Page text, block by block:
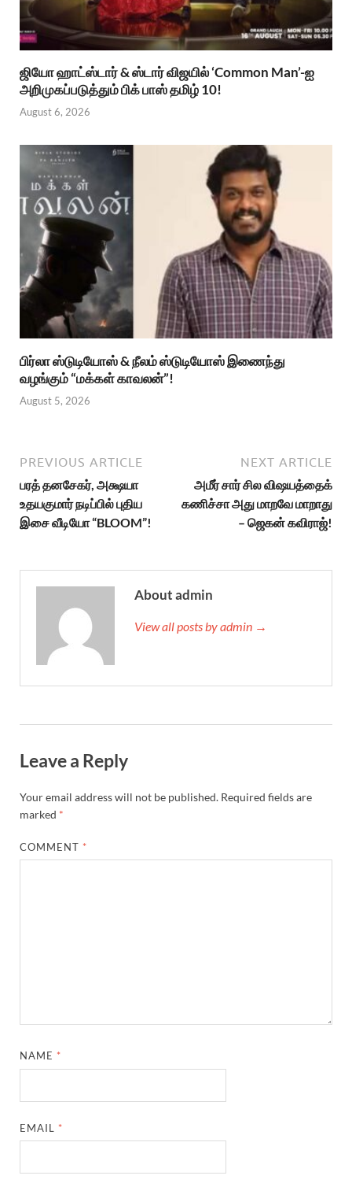
ஜியோ ஹாட்ஸ்டார் & ஸ்டார் விஜயில் ‘Common Man’-ஐ
அறிமுகப்படுத்தும் பிக் பாஸ் தமிழ் 10!
August 6, 2026
பிர்லா ஸ்டுடியோஸ் & நீலம் ஸ்டுடியோஸ் இணைந்து
வழங்கும் “மக்கள் காவலன்”!
August 5, 2026
PREVIOUS ARTICLE
பரத் தனசேகர், அக்ஷயா
உதயகுமார் நடிப்பில் புதிய
இசை வீடியோ “BLOOM”!
NEXT ARTICLE
அமீர் சார் சில விஷயத்தைக்
கணிச்சா அது மாறவே மாறாது
– ஜெகன் கவிராஜ்!
About admin
View all posts by admin →
Leave a Reply
Your email address will not be published. Required fields are
marked *
COMMENT *
NAME *
EMAIL *